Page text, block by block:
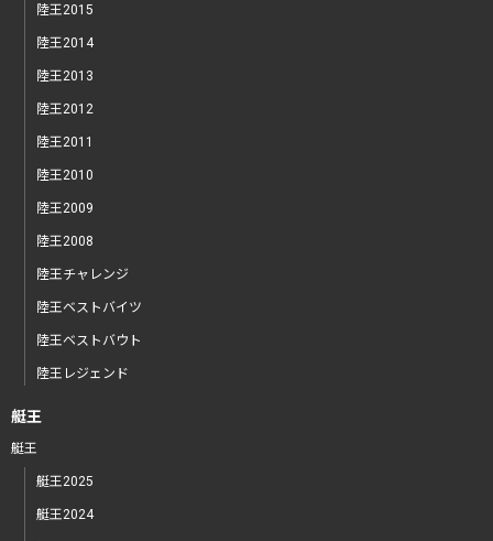
陸王2015
陸王2014
陸王2013
陸王2012
陸王2011
陸王2010
陸王2009
陸王2008
陸王チャレンジ
陸王ベストバイツ
陸王ベストバウト
陸王レジェンド
艇王
艇王
艇王2025
艇王2024